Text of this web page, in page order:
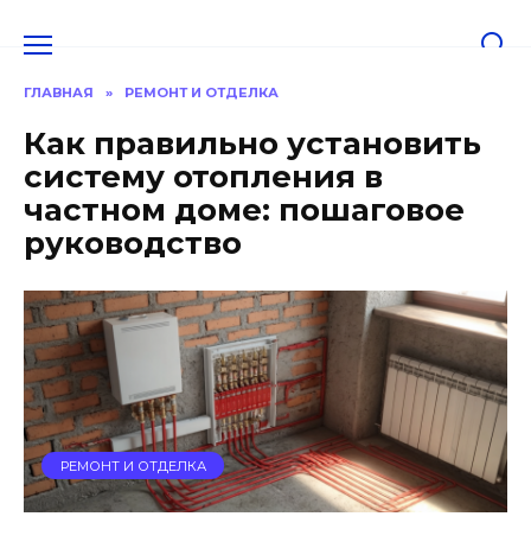
ГЛАВНАЯ » РЕМОНТ И ОТДЕЛКА
Как правильно установить
систему отопления в
частном доме: пошаговое
руководство
РЕМОНТ И ОТДЕЛКА